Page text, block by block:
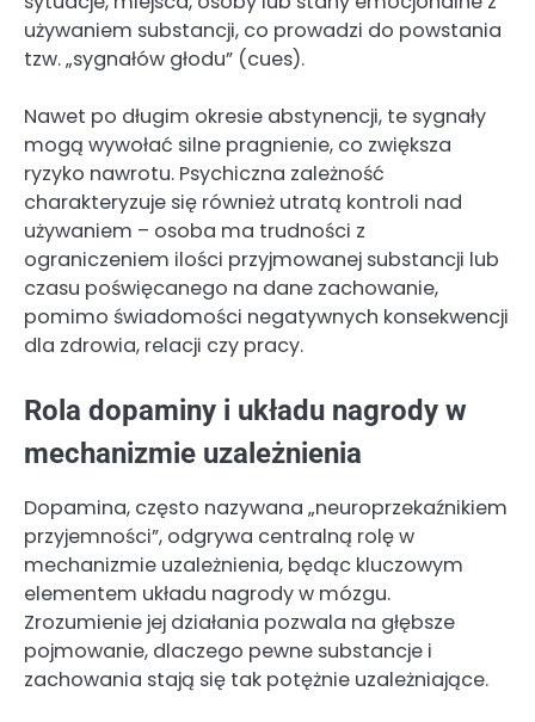
używaniem substancji, co prowadzi do powstania
tzw. „sygnałów głodu” (cues).
Nawet po długim okresie abstynencji, te sygnały
mogą wywołać silne pragnienie, co zwiększa
ryzyko nawrotu. Psychiczna zależność
charakteryzuje się również utratą kontroli nad
używaniem – osoba ma trudności z
ograniczeniem ilości przyjmowanej substancji lub
czasu poświęcanego na dane zachowanie,
pomimo świadomości negatywnych konsekwencji
dla zdrowia, relacji czy pracy.
Rola dopaminy i układu nagrody w
mechanizmie uzależnienia
Dopamina, często nazywana „neuroprzekaźnikiem
przyjemności”, odgrywa centralną rolę w
mechanizmie uzależnienia, będąc kluczowym
elementem układu nagrody w mózgu.
Zrozumienie jej działania pozwala na głębsze
pojmowanie, dlaczego pewne substancje i
zachowania stają się tak potężnie uzależniające.